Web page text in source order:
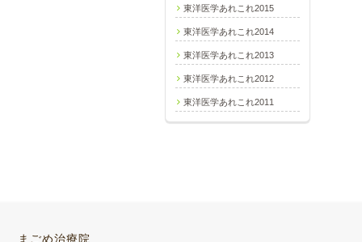
東洋医学あれこれ2015
東洋医学あれこれ2014
東洋医学あれこれ2013
東洋医学あれこれ2012
東洋医学あれこれ2011
まごめ治療院